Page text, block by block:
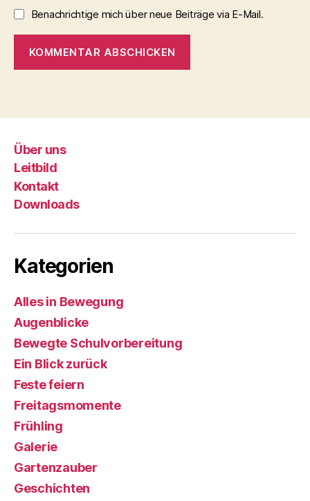
Benachrichtige mich über neue Beiträge via E-Mail.
Über uns
Leitbild
Kontakt
Downloads
Kategorien
Alles in Bewegung
Augenblicke
Bewegte Schulvorbereitung
Ein Blick zurück
Feste feiern
Freitagsmomente
Frühling
Galerie
Gartenzauber
Geschichten